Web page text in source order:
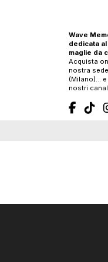
Wave
dedicata
maglie da
Acquista
nostra
(Milano)…
nostri